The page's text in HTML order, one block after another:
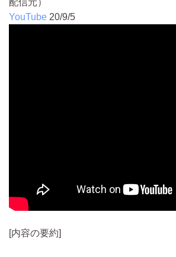
配信元）
YouTube 20/9/5
[内容の要約]